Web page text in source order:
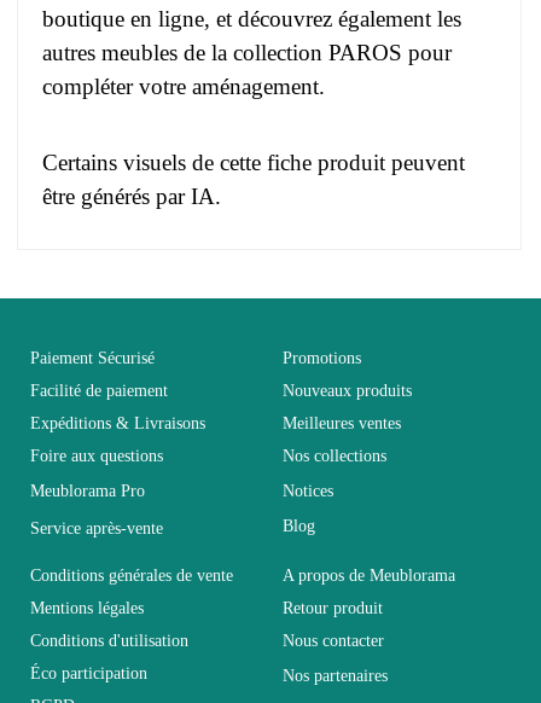
boutique en ligne, et découvrez également les
autres meubles de la collection PAROS pour
compléter votre aménagement.
Certains visuels de cette fiche produit peuvent
être générés par IA.
Age Adulte
Collection PAROS
Coloris
Dimensions 182x84x37
Electrique Electrique
Vous devez vous connecter pour laisser un avis
Paiement Sécurisé
Facilité de paiement
Expéditions & Livraisons
Foire aux questions
Meublorama Pro
Service après-vente
Promotions
Nouveaux produits
Meilleures ventes
Nos collections
Notices
Blog
Conditions générales de vente
Mentions légales
Conditions d'utilisation
Éco participation
A propos de Meublorama
Retour produit
Nous contacter
Nos partenaires